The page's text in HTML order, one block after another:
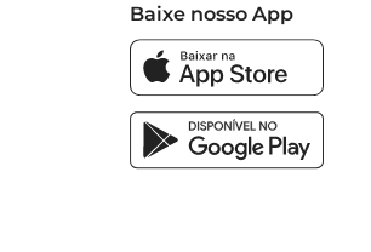
Baixe nosso App